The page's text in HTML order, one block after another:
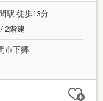
駅 徒歩13分
2階建
市下郷